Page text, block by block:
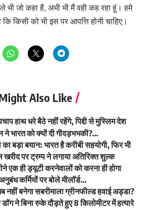
भी जो कहा है, अभी भी मैं वही कह रहा हूं। हमे
किसी को भी इस पर आपत्ति होनी चाहिए।
Also Like
हाथ धरे बैठे नहीं रहेंगे, पिद्दी से मुस्लिम देश
भारत को क्यों दी गीदड़भभकी?…
का बड़ा बयान: भारत है करीबी सहयोगी, फिर भी
पर ट्रम्प ने लगाया अतिरिक्त शुल्क
एक ही ड्यूटी करनेवालों को करना ही होगा
कर्मियों पर बोले मीलॉर्ड…
नहीं बनेगा सबरीमाला ग्रीनफील्ड हवाई अड्डा?
ने बिना रुके दौड़ते हुए 8 किलोमीटर में हत्यारे